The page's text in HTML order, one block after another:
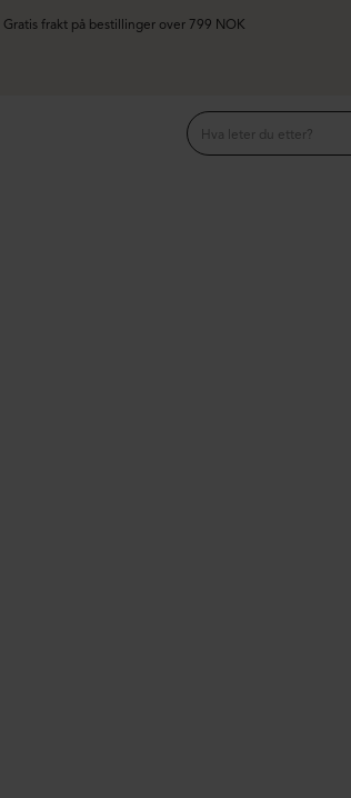
Gratis frakt på bestillinger over 799 NOK